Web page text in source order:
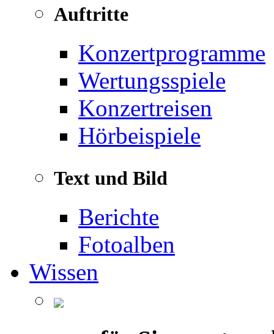
Auftritte
Konzertprogramme
Wertungsspiele
Konzertreisen
Hörbeispiele
Text und Bild
Berichte
Fotoalben
Wissen